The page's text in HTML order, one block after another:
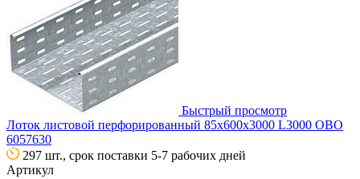
Быстрый просмотр
Лоток листовой перфорированный 85х600х3000 L3000 OBO
6057630
297 шт., срок поставки 5-7 рабочих дней
Артикул